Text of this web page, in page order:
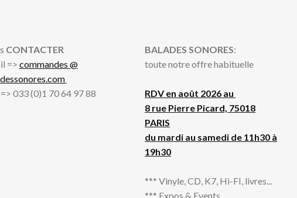
CONTACTER
=> commandes @
033 (0)1 70 64 97 88
BALADES SONORES:
toute notre offre habituelle
RDV en août 2026 au
8 rue Pierre Picard, 75018
PARIS
du mardi au samedi de 11h30 à
19h30
*** Vinyle, CD, K7, Hi-FI, livres...
*** Expos & Events